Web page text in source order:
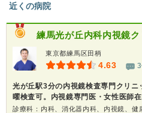
近くの病院
練馬光が丘内科内視鏡ク
東京都練馬区田柄
4.63
光が丘駅3分の内視鏡検査専門クリ
曜検査可。内視鏡専門医・女性医師在
診療科：内科、消化器内科、内視鏡、健